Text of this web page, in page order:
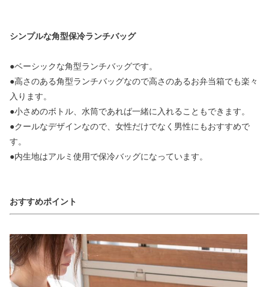
シンプルな角型保冷ランチバッグ
●ベーシックな角型ランチバッグです。
●高さのある角型ランチバッグなので高さのあるお弁当箱でも楽々
入ります。
●小さめのボトル、水筒であれば一緒に入れることもできます。
●クールなデザインなので、女性だけでなく男性にもおすすめで
す。
●内生地はアルミ使用で保冷バッグになっています。
おすすめポイント